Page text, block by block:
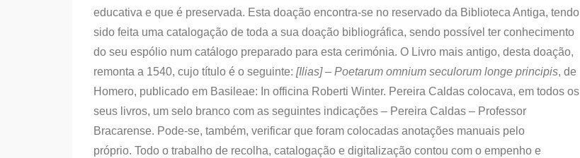
educativa e que é preservada. Esta doação encontra-se no reservado da Biblioteca Antiga, tendo
sido feita uma catalogação de toda a sua doação bibliográfica, sendo possível ter conhecimento
do seu espólio num catálogo preparado para esta cerimónia. O Livro mais antigo, desta doação,
remonta a 1540, cujo título é o seguinte: [Ilias] – Poetarum omnium seculorum longe principis, de
Homero, publicado em Basileae: In officina Roberti Winter. Pereira Caldas colocava, em todos os
seus livros, um selo branco com as seguintes indicações – Pereira Caldas – Professor
Bracarense. Pode-se, também, verificar que foram colocadas anotações manuais pelo
próprio. Todo o trabalho de recolha, catalogação e digitalização contou com o empenho e